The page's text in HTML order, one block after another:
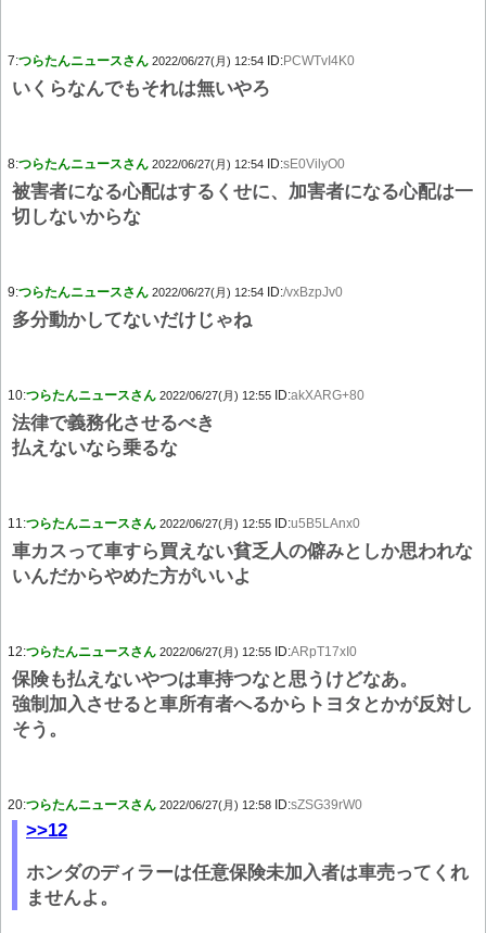
7:つらたんニュースさん 2022/06/27(月) 12:54 ID:PCWTvI4K0
いくらなんでもそれは無いやろ
8:つらたんニュースさん 2022/06/27(月) 12:54 ID:sE0VilyO0
被害者になる心配はするくせに、加害者になる心配は一
切しないからな
9:つらたんニュースさん 2022/06/27(月) 12:54 ID:/vxBzpJv0
多分動かしてないだけじゃね
10:つらたんニュースさん 2022/06/27(月) 12:55 ID:akXARG+80
法律で義務化させるべき
払えないなら乗るな
11:つらたんニュースさん 2022/06/27(月) 12:55 ID:u5B5LAnx0
車カスって車すら買えない貧乏人の僻みとしか思われな
いんだからやめた方がいいよ
12:つらたんニュースさん 2022/06/27(月) 12:55 ID:ARpT17xI0
保険も払えないやつは車持つなと思うけどなあ。
強制加入させると車所有者へるからトヨタとかが反対し
そう。
20:つらたんニュースさん 2022/06/27(月) 12:58 ID:sZSG39rW0
>>12
ホンダのディラーは任意保険未加入者は車売ってくれ
ませんよ。